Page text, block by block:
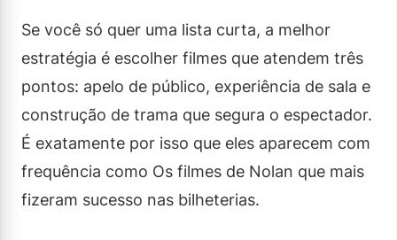
Se você só quer uma lista curta, a melhor
estratégia é escolher filmes que atendem três
pontos: apelo de público, experiência de sala e
construção de trama que segura o espectador.
É exatamente por isso que eles aparecem com
frequência como Os filmes de Nolan que mais
fizeram sucesso nas bilheterias.